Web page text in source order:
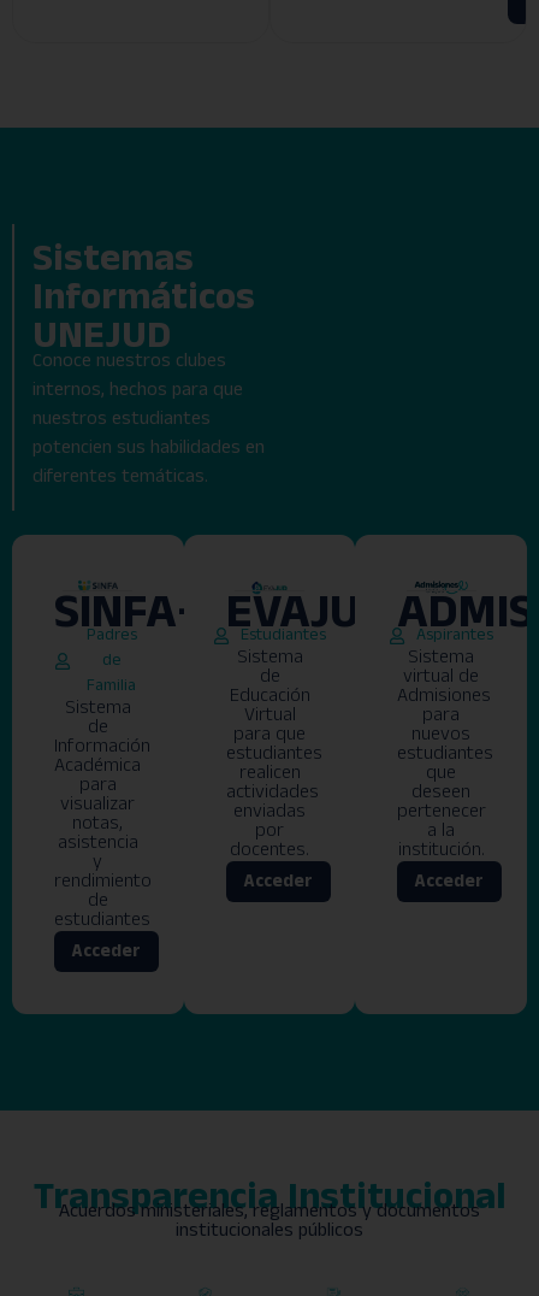
Sistemas
Informáticos
UNEJUD
Conoce nuestros clubes
internos, hechos para que
nuestros estudiantes
potencien sus habilidades en
diferentes temáticas.
SINFA+
Padres
de
Familia
Sistema
de
Información
Académica
para
visualizar
notas,
asistencia
y
rendimiento
de
estudiantes
Acceder
EVAJUD
Estudiantes
Sistema
de
Educación
Virtual
para que
estudiantes
realicen
actividades
enviadas
por
docentes.
Acceder
Aspirantes
Sistema
virtual de
Admisiones
para
nuevos
estudiantes
que
deseen
pertenecer
a la
institución.
Acceder
Transparencia Institucional
Acuerdos ministeriales, reglamentos y documentos
institucionales públicos